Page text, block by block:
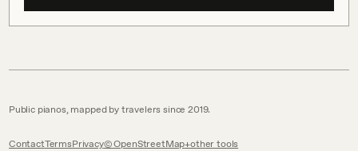
Public pianos, mapped by travelers since 2019.
ContactTermsPrivacy© OpenStreetMap other tools